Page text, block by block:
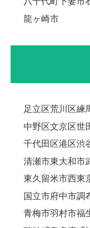
龍ヶ崎市
足立区荒川区練
中野区文京区世
千代田区港区渋
清瀬市東大和市
東久留米市西東
国立市府中市調
青梅市羽村市福